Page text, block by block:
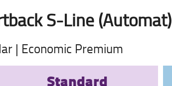
S-Line (Automat)
| Economic Premium